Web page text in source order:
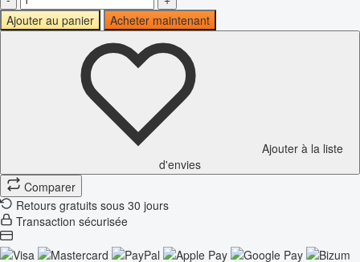
Ajouter au panier
Acheter maintenant
Ajouter à la liste
d'envies
Comparer
Retours gratuits sous 30 jours
Transaction sécurisée